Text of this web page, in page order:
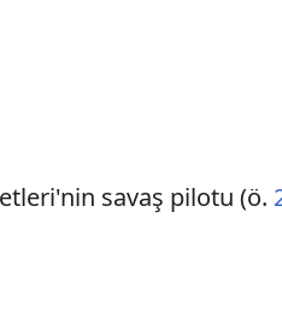
savaş pilotu (ö.